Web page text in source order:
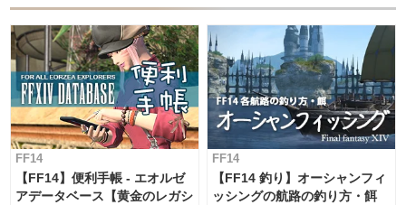
FF14
【FF14】便利手帳 - エオルゼ
アデータベース【黄金のレガシ
FF14
【FF14 釣り】オーシャンフィ
ッシングの航路の釣り方・餌